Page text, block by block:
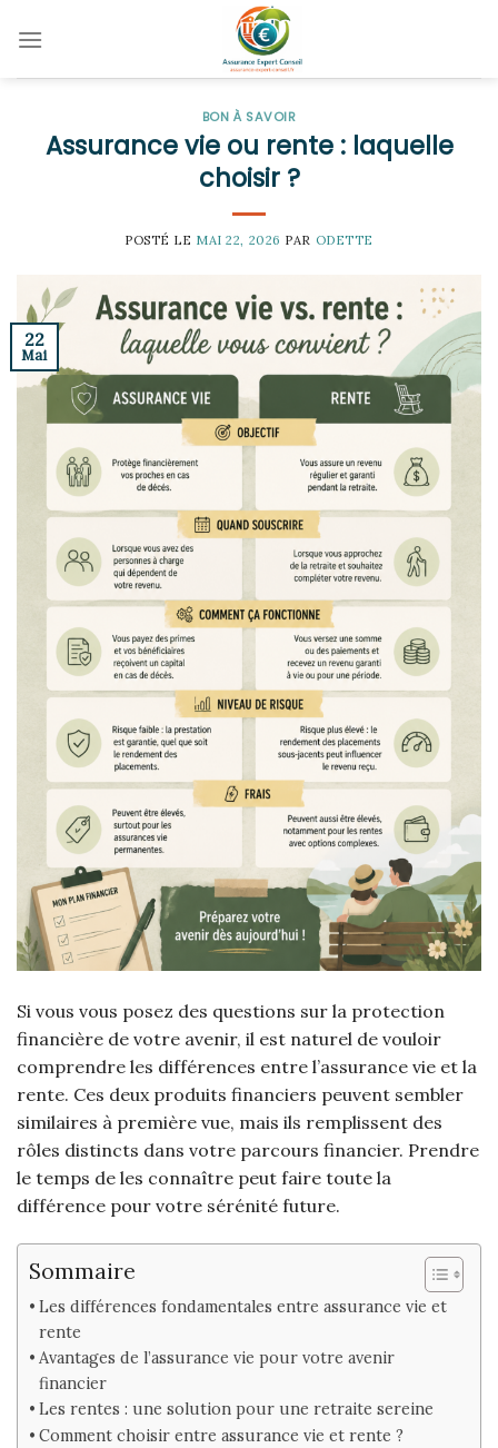
BON À SAVOIR
Assurance vie ou rente : laquelle
choisir ?
POSTÉ LE MAI 22, 2026 PAR ODETTE
22
Mai
Si vous vous posez des questions sur la protection
financière de votre avenir, il est naturel de vouloir
comprendre les différences entre l’assurance vie et la
rente. Ces deux produits financiers peuvent sembler
similaires à première vue, mais ils remplissent des
rôles distincts dans votre parcours financier. Prendre
le temps de les connaître peut faire toute la
différence pour votre sérénité future.
Sommaire
Les différences fondamentales entre assurance vie et
rente
Avantages de l’assurance vie pour votre avenir
financier
Les rentes : une solution pour une retraite sereine
Comment choisir entre assurance vie et rente ?